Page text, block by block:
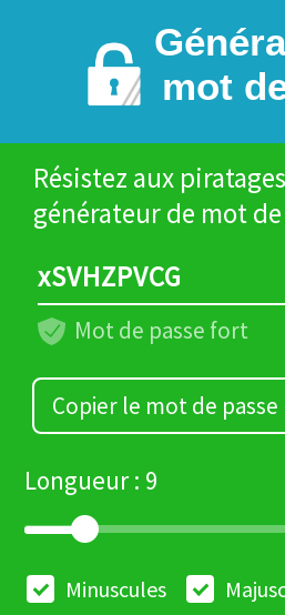
mot
Résistez aux
générateur de mot de
xSVHZPVCG
Mot de passe fort
Copier le mot de passe
Longueur : 9
Minuscules